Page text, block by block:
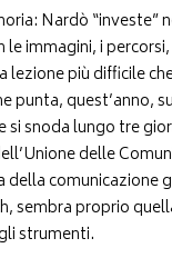
Nardò “investe”
immagini, i
lezione più difficile
punta, quest’anno,
si snoda lungo tre
delle
della comunicazione
sembra proprio
strumenti.